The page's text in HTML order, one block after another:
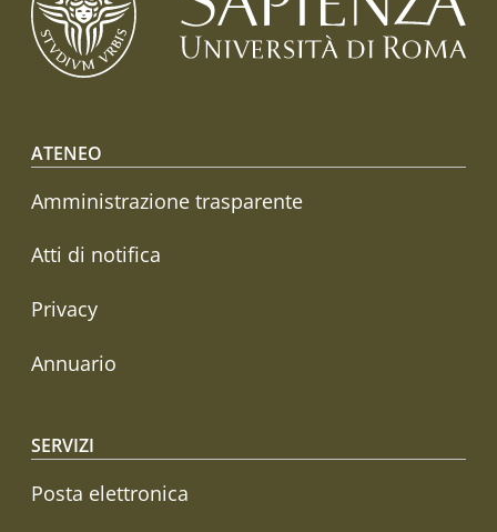
Footer menu
ATENEO
Amministrazione trasparente
Atti di notifica
Privacy
Annuario
SERVIZI
Posta elettronica